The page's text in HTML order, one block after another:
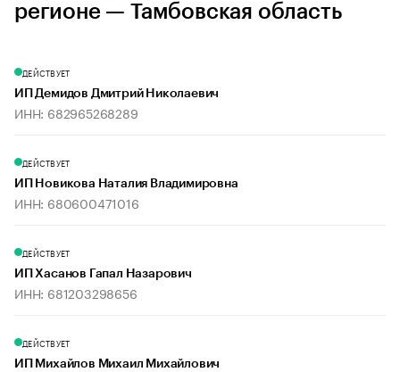
регионе — Тамбовская область
ДЕЙСТВУЕТ
ИП Демидов Дмитрий Николаевич
ИНН: 682965268289
ДЕЙСТВУЕТ
ИП Новикова Наталия Владимировна
ИНН: 680600471016
ДЕЙСТВУЕТ
ИП Хасанов Гапал Назарович
ИНН: 681203298656
ДЕЙСТВУЕТ
ИП Михайлов Михаил Михайлович